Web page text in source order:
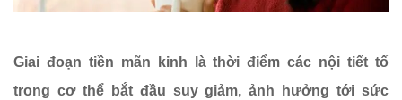
Giai đoạn tiền mãn kinh là thời điểm các nội tiết tố
trong cơ thể bắt đầu suy giảm, ảnh hưởng tới sức